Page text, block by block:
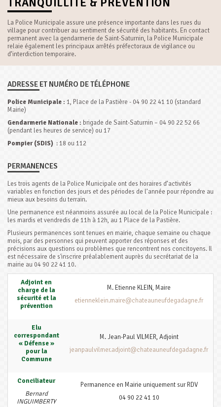
TRANQUILLITÉ & PRÉVENTION
La Police Municipale assure une présence importante dans les rues du
village pour contribuer au sentiment de sécurité des habitants. En contact
permanent avec la gendarmerie de Saint-Saturnin, la Police Municipale
relaie également les principaux arrêtés préfectoraux de vigilance ou
d’interdiction temporaire.
ADRESSE ET NUMÉRO DE TÉLÉPHONE
Police Municipale : 1, Place de la Pastière - 04 90 22 41 10 (standard
Mairie)
Gendarmerie Nationale : brigade de Saint-Saturnin – 04 90 22 52 66
(pendant les heures de service) ou 17
Pompier (SDIS) : 18 ou 112
PERMANENCES
Les trois agents de la Police Municipale ont des horaires d’activités
variables en fonction des jours et des périodes de l’année pour répondre au
mieux aux besoins du terrain.
Une permanence est néanmoins assurée au local de la Police Municipale :
les mardis et vendredis de 11h à 12h, au 1 Place de la Pastière.
Plusieurs permanences sont tenues en mairie, chaque semaine ou chaque
mois, par des personnes qui peuvent apporter des réponses et des
précisions aux questions ou problèmes que rencontrent nos concitoyens. Il
est nécessaire de s'inscrire préalablement auprès du secrétariat de la
mairie au 04 90 22 41 10.
Adjoint en
charge de la
sécurité et la
prévention
M. Etienne KLEIN, Maire
etienneklein.maire@chateauneufdegadagne.fr
Elu
correspondant
« Défense »
pour la
Commune
M. Jean-Paul VILMER, Adjoint
jeanpaulvilmer.adjoint@chateauneufdegadagne.fr
Conciliateur
Bernard
INGUIMBERTY
Permanence en Mairie uniquement sur RDV
04 90 22 41 10